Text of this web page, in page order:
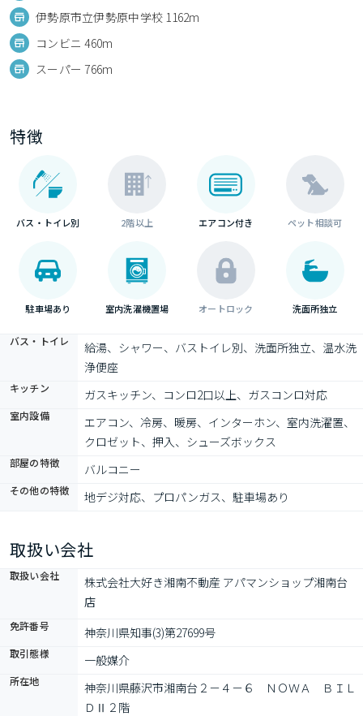
伊勢原市立伊勢原中学校 1162m
コンビニ 460m
スーパー 766m
特徴
バス・トイレ別 2階以上 エアコン付き ペット相談可
駐車場あり 室内洗濯機置場 オートロック 洗面所独立
バス・トイレ
給湯、シャワー、バストイレ別、洗面所独立、温水洗
浄便座
キッチン ガスキッチン、コンロ2口以上、ガスコンロ対応
室内設備
エアコン、冷房、暖房、インターホン、室内洗濯置、
クロゼット、押入、シューズボックス
部屋の特徴 バルコニー
その他の特徴 地デジ対応、プロパンガス、駐車場あり
取扱い会社
取扱い会社
株式会社大好き湘南不動産 アパマンショップ湘南台
店
免許番号 神奈川県知事(3)第27699号
取引態様 一般媒介
所在地
神奈川県藤沢市湘南台２－４－６　ＮＯＷＡ　ＢＩＬ
ＤⅡ２階